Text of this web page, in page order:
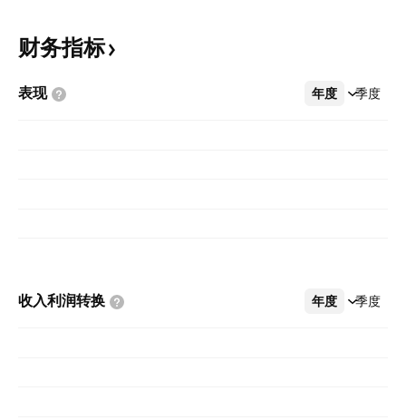
财务指标
表现 年度 季度
更多
收入利润转换 年度 季度
更多